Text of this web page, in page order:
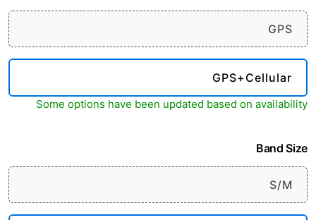
GPS
GPS+Cellular
Some options have been updated based on availability
Band Size
S/M